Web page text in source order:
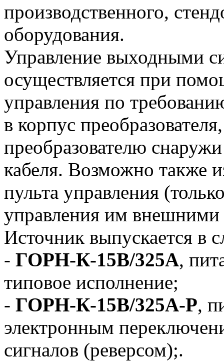
производственного,
оборудования.
Управление выходными
осуществляется при
управления по
в корпус
преобразователю
кабеля. Возможно также
пульта управления
управления им внешними
Источник выпускается
- ГОРН-К-15В/325А,
типовое исполнение;
- ГОРН-К-15В/325А-Р,
электронным
сигналов (реверсом);.